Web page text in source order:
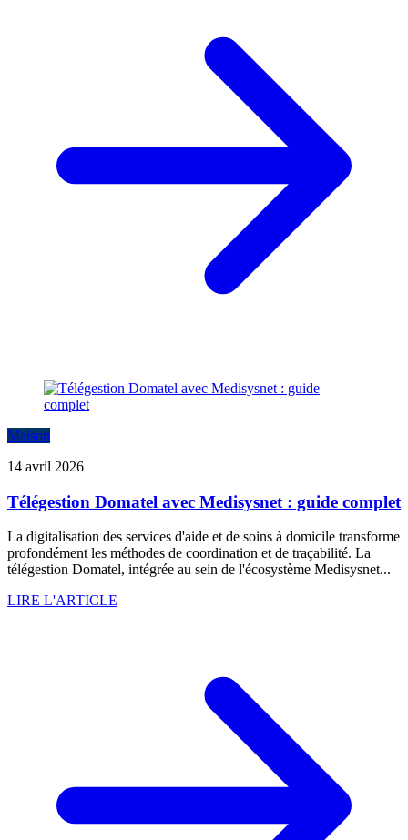
Maison
14 avril 2026
Télégestion Domatel avec Medisysnet : guide complet
La digitalisation des services d'aide et de soins à domicile transforme
profondément les méthodes de coordination et de traçabilité. La
télégestion Domatel, intégrée au sein de l'écosystème Medisysnet...
LIRE L'ARTICLE